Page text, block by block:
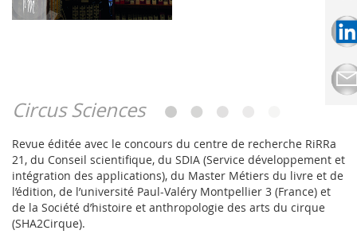
Circus Sciences
Revue éditée avec le concours du centre de recherche RiRRa
21, du Conseil scientifique, du SDIA (Service développement et
intégration des applications), du Master Métiers du livre et de
l’édition, de l’université Paul-Valéry Montpellier 3 (France) et
de la Société d’histoire et anthropologie des arts du cirque
(SHA2Cirque).